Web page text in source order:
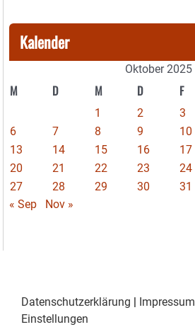
Kalender
Oktober 2025
M D M D F
1 2 3
6
7 8 9 10
13
14 15 16 17
20
21 22 23 24
27
28 29 30
31
« Sep
Nov »
Datenschutzerklärung | Impressum
Einstellungen